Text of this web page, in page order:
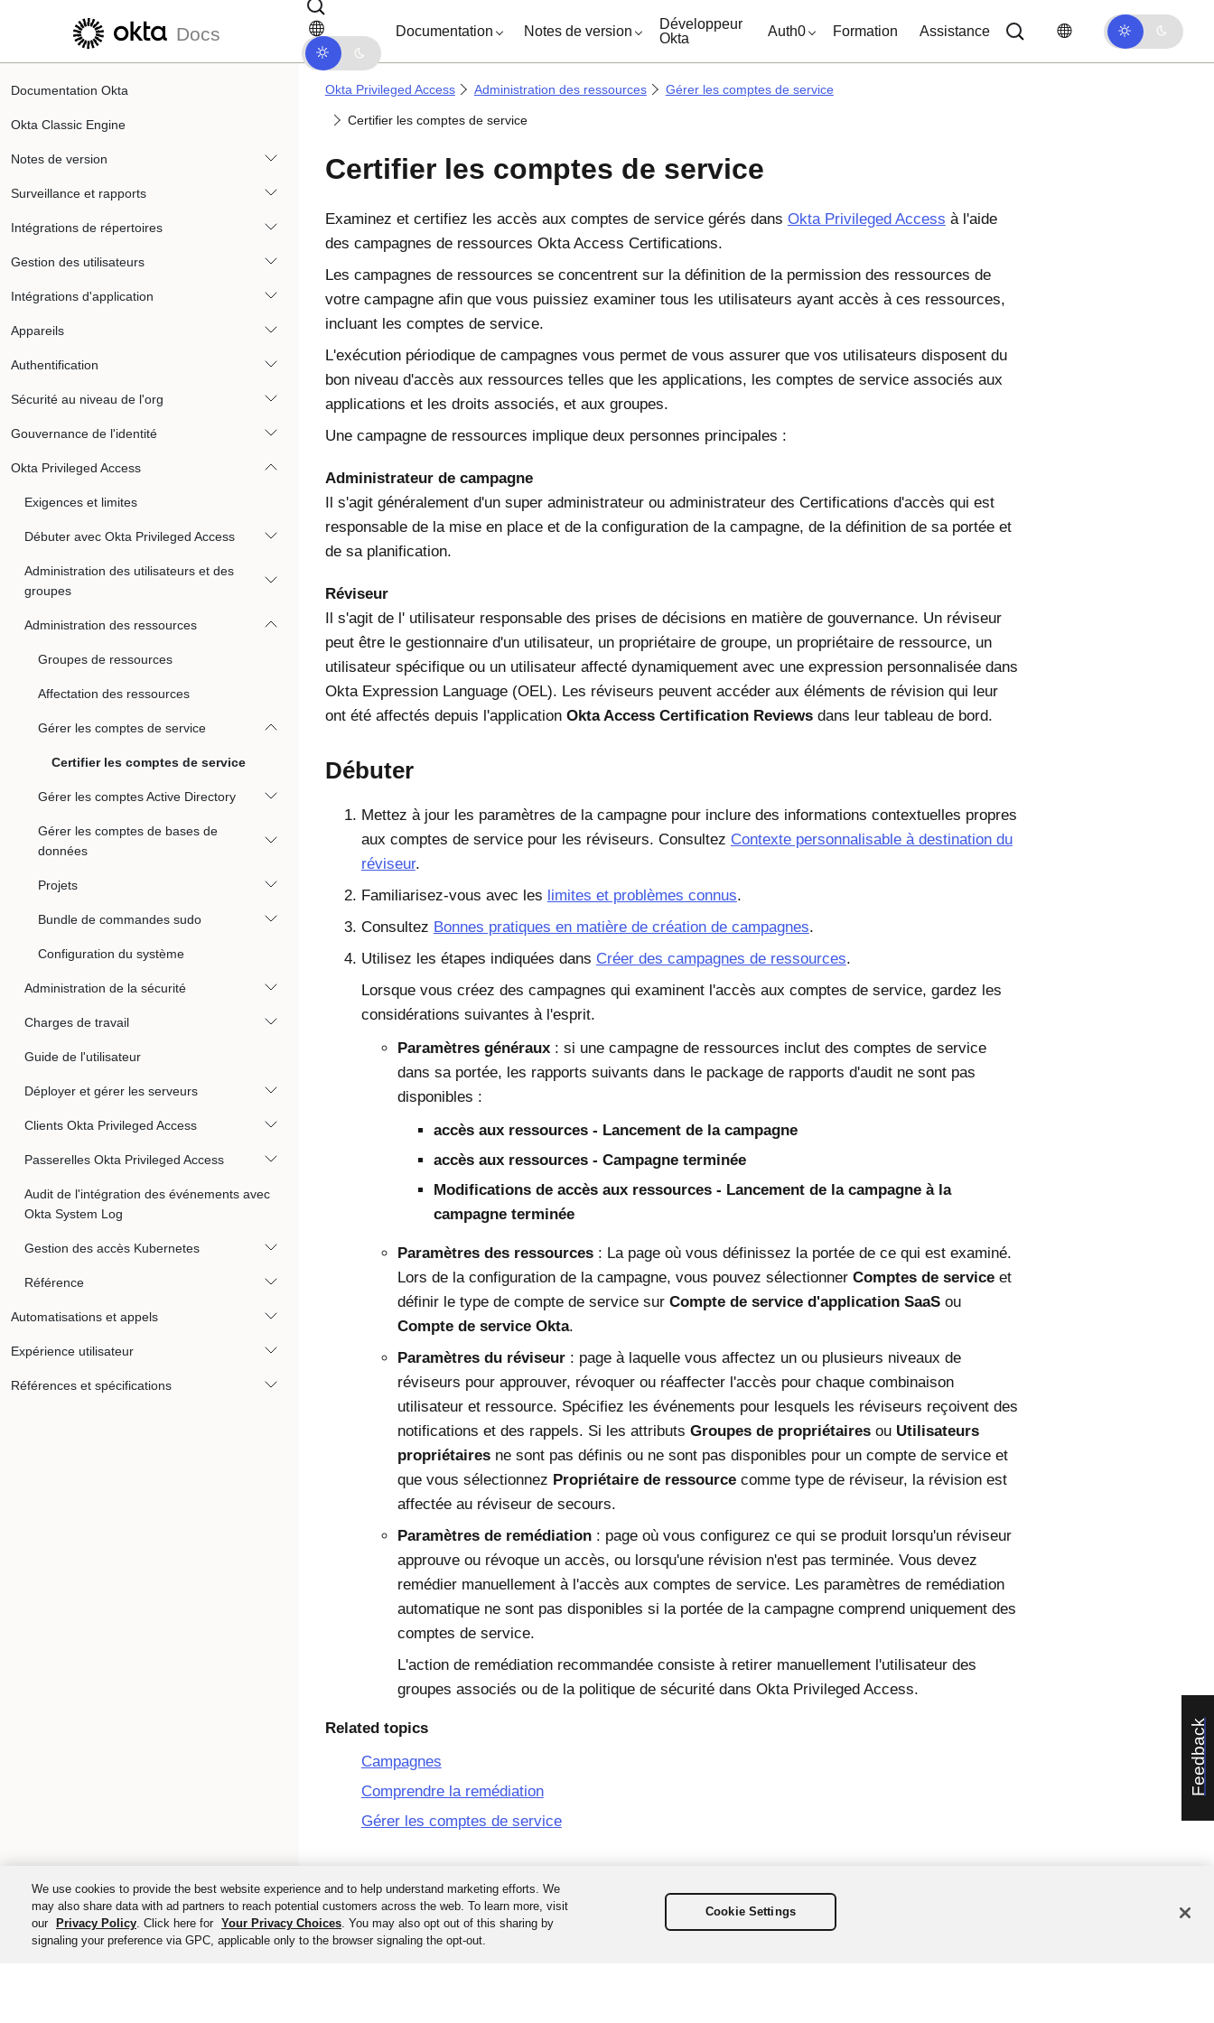
Passer au contenu principal Passer à la navigation dans les documents
Docs Documentation Notes de version
Développeur
Okta
Auth0 Formation Assistance
Feedback
Documentation Okta
Okta Classic Engine
Notes de version
Surveillance et rapports
Intégrations de répertoires
Gestion des utilisateurs
Intégrations d'application
Appareils
Authentification
Sécurité au niveau de l'org
Gouvernance de l'identité
Okta Privileged Access
Exigences et limites
Débuter avec Okta Privileged Access
Administration des utilisateurs et des
groupes
Administration des ressources
Groupes de ressources
Affectation des ressources
Gérer les comptes de service
Certifier les comptes de service
Gérer les comptes Active Directory
Gérer les comptes de bases de
données
Projets
Bundle de commandes sudo
Configuration du système
Administration de la sécurité
Charges de travail
Guide de l'utilisateur
Déployer et gérer les serveurs
Clients Okta Privileged Access
Passerelles Okta Privileged Access
Audit de l'intégration des événements avec
Okta System Log
Gestion des accès Kubernetes
Référence
Automatisations et appels
Expérience utilisateur
Références et spécifications
Okta Privileged Access Administration des ressources Gérer les comptes de service
Certifier les comptes de service
Certifier les comptes de service
Examinez et certifiez les accès aux comptes de service gérés dans Okta Privileged Access à l'aide
des campagnes de ressources Okta Access Certifications.
Les campagnes de ressources se concentrent sur la définition de la permission des ressources de
votre campagne afin que vous puissiez examiner tous les utilisateurs ayant accès à ces ressources,
incluant les comptes de service.
L'exécution périodique de campagnes vous permet de vous assurer que vos utilisateurs disposent du
bon niveau d'accès aux ressources telles que les applications, les comptes de service associés aux
applications et les droits associés, et aux groupes.
Une campagne de ressources implique deux personnes principales :
Administrateur de campagne
Il s'agit généralement d'un super administrateur ou administrateur des Certifications d'accès qui est
responsable de la mise en place et de la configuration de la campagne, de la définition de sa portée et
de sa planification.
Réviseur
Il s'agit de l' utilisateur responsable des prises de décisions en matière de gouvernance. Un réviseur
peut être le gestionnaire d'un utilisateur, un propriétaire de groupe, un propriétaire de ressource, un
utilisateur spécifique ou un utilisateur affecté dynamiquement avec une expression personnalisée dans
Okta Expression Language (OEL). Les réviseurs peuvent accéder aux éléments de révision qui leur
ont été affectés depuis l'application Okta Access Certification Reviewsdans leur tableau de bord.
Débuter
Mettez à jour les paramètres de la campagne pour inclure des informations contextuelles propres
aux comptes de service pour les réviseurs. Consultez Contexte personnalisable à destination du
réviseur.
Familiarisez-vous avec les limites et problèmes connus.
Consultez Bonnes pratiques en matière de création de campagnes.
Utilisez les étapes indiquées dans Créer des campagnes de ressources.
Lorsque vous créez des campagnes qui examinent l'accès aux comptes de service, gardez les
considérations suivantes à l'esprit.
Paramètres généraux: si une campagne de ressources inclut des comptes de service
dans sa portée, les rapports suivants dans le package de rapports d'audit ne sont pas
disponibles :
accès aux ressources - Lancement de la campagne
accès aux ressources - Campagne terminée
Modifications de accès aux ressources - Lancement de la campagne à la
campagne terminée
Paramètres des ressources: La page où vous définissez la portée de ce qui est examiné.
Lors de la configuration de la campagne, vous pouvez sélectionner Comptes de serviceet
définir le type de compte de service sur Compte de service d'application SaaSou
Compte de service Okta.
Paramètres du réviseur: page à laquelle vous affectez un ou plusieurs niveaux de
réviseurs pour approuver, révoquer ou réaffecter l'accès pour chaque combinaison
utilisateur et ressource. Spécifiez les événements pour lesquels les réviseurs reçoivent des
notifications et des rappels. Si les attributs Groupes de propriétairesou Utilisateurs
propriétairesne sont pas définis ou ne sont pas disponibles pour un compte de service et
que vous sélectionnez Propriétaire de ressourcecomme type de réviseur, la révision est
affectée au réviseur de secours.
Paramètres de remédiation: page où vous configurez ce qui se produit lorsqu'un réviseur
approuve ou révoque un accès, ou lorsqu'une révision n'est pas terminée. Vous devez
remédier manuellement à l'accès aux comptes de service. Les paramètres de remédiation
automatique ne sont pas disponibles si la portée de la campagne comprend uniquement des
comptes de service.
L'action de remédiation recommandée consiste à retirer manuellement l'utilisateur des
groupes associés ou de la politique de sécurité dans Okta Privileged Access.
Related topics
Campagnes
Comprendre la remédiation
Gérer les comptes de service
We use cookies to provide the best website experience and to help understand marketing efforts. We
may also share data with ad partners to reach potential customers across the web. To learn more, visit
our
Privacy Policy. Click here for Your Privacy Choices. You may also opt out of this sharing by
signaling your preference via GPC, applicable only to the browser signaling the opt-out.
Cookie Settings